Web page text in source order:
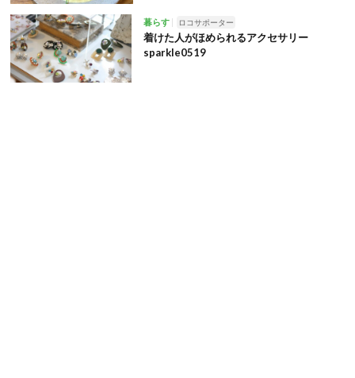
暮らす ロコサポーター
着けた人がほめられるアクセサリー
sparkle0519